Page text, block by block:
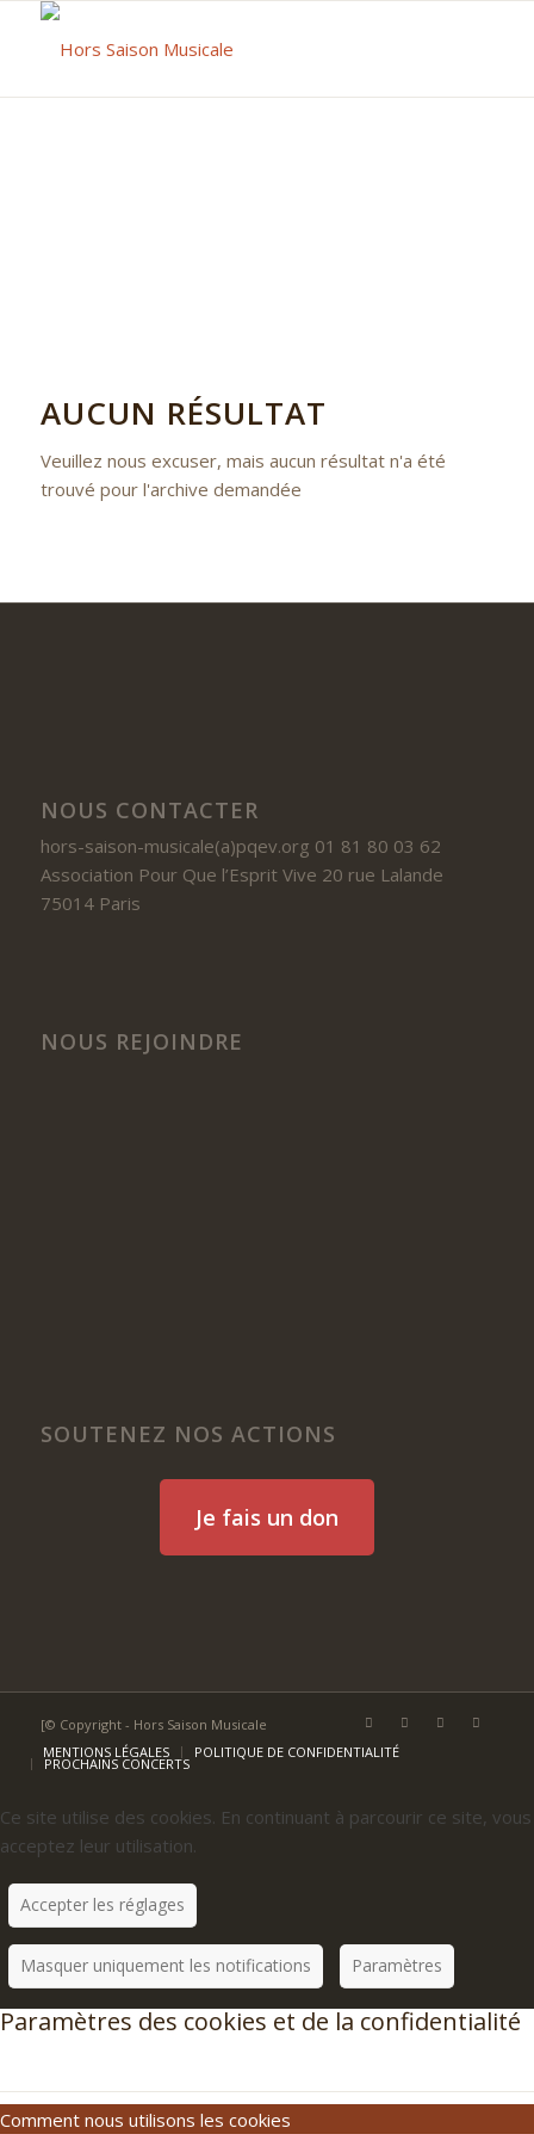
AUCUN RÉSULTAT
Veuillez nous excuser, mais aucun résultat n'a été
trouvé pour l'archive demandée
NOUS CONTACTER
hors-saison-musicale(a)pqev.org 01 81 80 03 62
Association Pour Que l’Esprit Vive 20 rue Lalande
75014 Paris
NOUS REJOINDRE
SOUTENEZ NOS ACTIONS
Je fais un don
[© Copyright - Hors Saison Musicale
MENTIONS LÉGALES
POLITIQUE DE CONFIDENTIALITÉ
PROCHAINS CONCERTS
Ce site utilise des cookies. En continuant à parcourir ce site, vous
acceptez leur utilisation.
Accepter les réglages
Masquer uniquement les notifications Paramètres
Paramètres des cookies et de la confidentialité
Comment nous utilisons les cookies